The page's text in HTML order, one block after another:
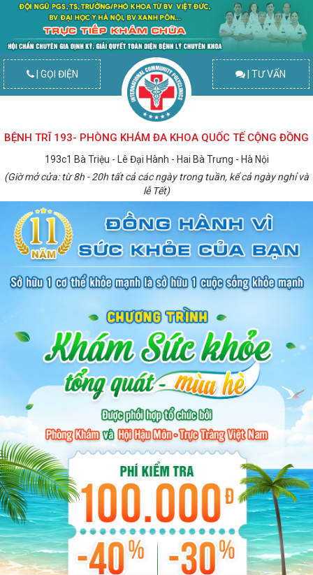
| GỌI ĐIỆN | TƯ VẤN
BỆNH TRĨ 193- PHÒNG KHÁM ĐA KHOA QUỐC TẾ CỘNG ĐỒNG
193c1 Bà Triệu - Lê Đại Hành - Hai Bà Trưng - Hà Nội
(Giờ mở cửa: từ 8h - 20h tất cả các ngày trong tuần, kể cả ngày nghỉ và
lễ Tết)